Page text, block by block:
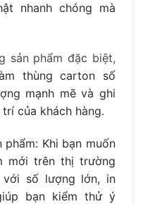
nhanh chóng mà
sản phẩm đặc biệt,
thùng carton số
mạnh mẽ và ghi
của khách hàng.
phẩm: Khi bạn muốn
mới trên thị trường
với số lượng lớn, in
bạn kiểm thử ý